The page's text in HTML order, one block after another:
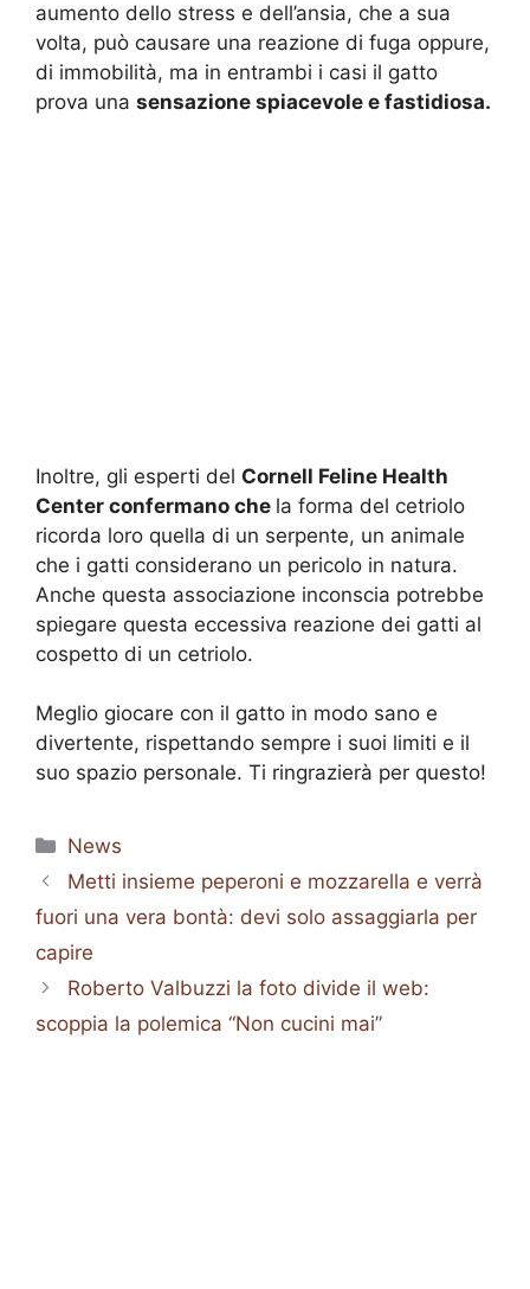
aumento dello stress e dell’ansia, che a sua
volta, può causare una reazione di fuga oppure,
di immobilità, ma in entrambi i casi il gatto
prova una sensazione spiacevole e fastidiosa.
Inoltre, gli esperti del Cornell Feline Health
Center confermano che la forma del cetriolo
ricorda loro quella di un serpente, un animale
che i gatti considerano un pericolo in natura.
Anche questa associazione inconscia potrebbe
spiegare questa eccessiva reazione dei gatti al
cospetto di un cetriolo.
Meglio giocare con il gatto in modo sano e
divertente, rispettando sempre i suoi limiti e il
suo spazio personale. Ti ringrazierà per questo!
Categorie
News
Metti insieme peperoni e mozzarella e verrà
fuori una vera bontà: devi solo assaggiarla per
capire
Roberto Valbuzzi la foto divide il web:
scoppia la polemica “Non cucini mai”